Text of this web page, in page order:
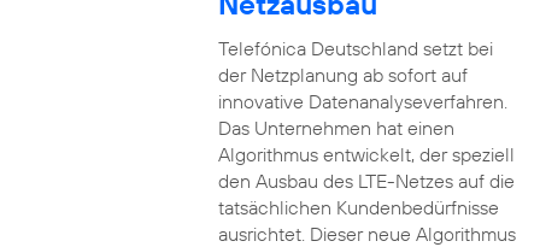
Telefónica Deutschland setzt bei
der Netzplanung ab sofort auf
innovative Datenanalyseverfahren.
Das Unternehmen hat einen
Algorithmus entwickelt, der speziell
den Ausbau des LTE-Netzes auf die
tatsächlichen Kundenbedürfnisse
ausrichtet. Dieser neue Algorithmus